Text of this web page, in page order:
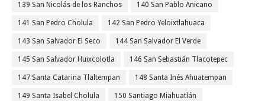
139 San Nicolás de los Ranchos 140 San Pablo Anicano
141 San Pedro Cholula 142 San Pedro Yeloixtlahuaca
143 San Salvador El Seco 144 San Salvador El Verde
145 San Salvador Huixcolotla 146 San Sebastián Tlacotepec
147 Santa Catarina Tlaltempan 148 Santa Inés Ahuatempan
149 Santa Isabel Cholula 150 Santiago Miahuatlán